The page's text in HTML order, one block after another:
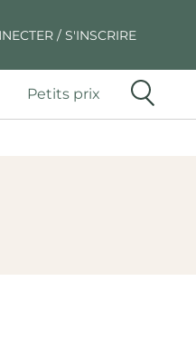
/ S'INSCRIRE
Petits prix